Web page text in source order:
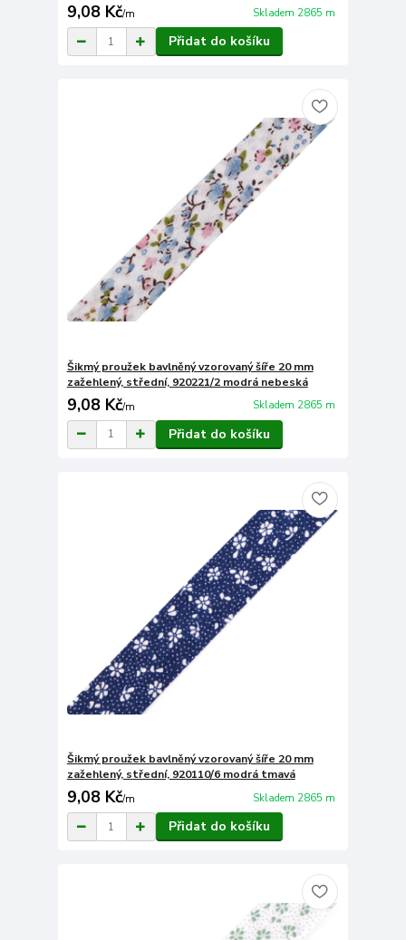
9,08 Kč/m Skladem 2865 m
Přidat do košíku
Šikmý proužek bavlněný vzorovaný šíře 20 mm
zažehlený, střední, 920221/2 modrá nebeská
9,08 Kč/m Skladem 2865 m
Přidat do košíku
Šikmý proužek bavlněný vzorovaný šíře 20 mm
zažehlený, střední, 920110/6 modrá tmavá
9,08 Kč/m Skladem 2865 m
Přidat do košíku